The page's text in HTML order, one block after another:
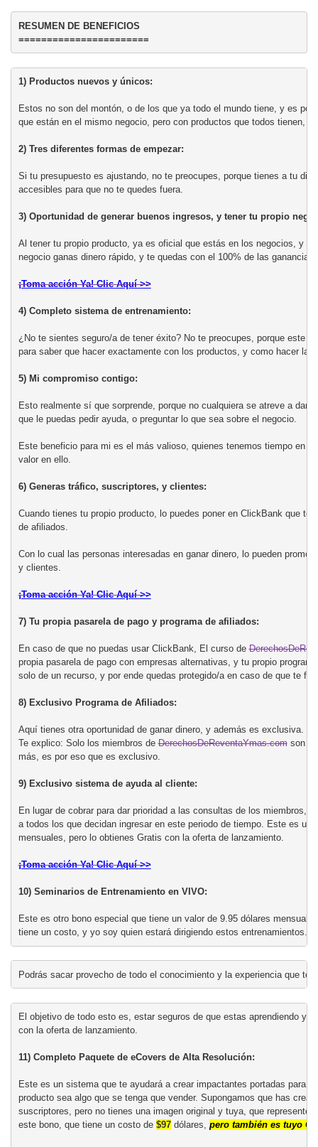
RESUMEN DE BENEFICIOS
1) Productos nuevos y únicos:
Estos no son del montón, o de los que ya todo el mundo tiene, y es
que están en el mismo negocio, pero con productos que todos tienen, o
2) Tres diferentes formas de empezar:
Si tu presupuesto es ajustando, no te preocupes, porque tienes a tu
accesibles para que no te quedes fuera.
3) Oportunidad de generar buenos ingresos, y tener tu propio
Al tener tu propio producto, ya es oficial que estás en los negocios, y
negocio ganas dinero rápido, y te quedas con el 100% de las ganancias.
¡Toma acción Ya! Clic Aquí >>
4) Completo sistema de entrenamiento:
¿No te sientes seguro/a de tener éxito? No te preocupes, porque este
para saber que hacer exactamente con los productos, y como hacer
5) Mi compromiso contigo:
Esto realmente sí que sorprende, porque no cualquiera se atreve a
que le puedas pedir ayuda, o preguntar lo que sea sobre el negocio.
Este beneficio para mi es el más valioso, quienes tenemos tiempo en
valor en ello.
6) Generas tráfico, suscriptores, y clientes:
Cuando tienes tu propio producto, lo puedes poner en ClickBank que te
de afiliados.
Con lo cual las personas interesadas en ganar dinero, lo pueden
y clientes.
¡Toma acción Ya! Clic Aquí >>
7) Tu propia pasarela de pago y programa de afiliados:
En caso de que no puedas usar ClickBank, El curso de
propia pasarela de pago con empresas alternativas, y tu propio
solo de un recurso, y por ende quedas protegido/a en caso de que te
8) Exclusivo Programa de Afiliados:
Aquí tienes otra oportunidad de ganar dinero, y además es exclusiva.
Te explico: Solo los miembros de DerechosDeReventaYmas.com son
más, es por eso que es exclusivo.
9) Exclusivo sistema de ayuda al cliente:
En lugar de cobrar para dar prioridad a las consultas de los miembros,
a todos los que decidan ingresar en este periodo de tiempo. Este es
mensuales, pero lo obtienes Gratis con la oferta de lanzamiento.
¡Toma acción Ya! Clic Aquí >>
10) Seminarios de Entrenamiento en VIVO:
Este es otro bono especial que tiene un valor de 9.95 dólares
tiene un costo, y yo soy quien estará dirigiendo estos entrenamientos.
Podrás sacar provecho de todo el conocimiento y la experiencia que
El objetivo de todo esto es, estar seguros de que estas aprendiendo y
con la oferta de lanzamiento.
11) Completo Paquete de eCovers de Alta Resolución:
Este es un sistema que te ayudará a crear impactantes portadas para
producto sea algo que se tenga que vender. Supongamos que has
suscriptores, pero no tienes una imagen original y tuya, que represente
este bono, que tiene un costo de $97 dólares, pero también es tuyo